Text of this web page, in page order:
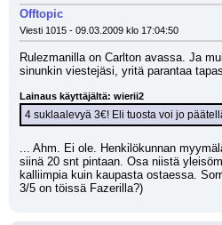
Offtopic
Viesti 1015 - 09.03.2009 klo 17:04:50
Rulezmanilla on Carlton avassa. Ja
sinunkin viestejäsi, yritä parantaa
Lainaus käyttäjältä: wierii2
4 suklaalevyä 3€! Eli tuosta voi jo
... Ahm. Ei ole. Henkilökunnan
siinä 20 snt pintaan. Osa niistä
kalliimpia kuin kaupasta ostaessa.
3/5 on töissä Fazerilla?)